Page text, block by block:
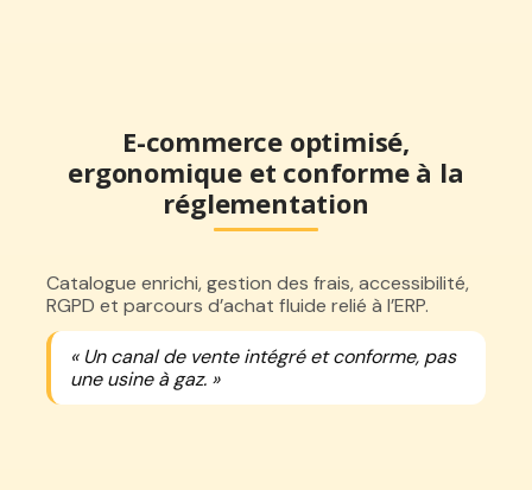
E-commerce optimisé,
ergonomique et conforme à la
réglementation
Catalogue enrichi, gestion des frais, accessibilité,
RGPD et parcours d’achat fluide relié à l’ERP.
« Un canal de vente intégré et conforme, pas
une usine à gaz. »